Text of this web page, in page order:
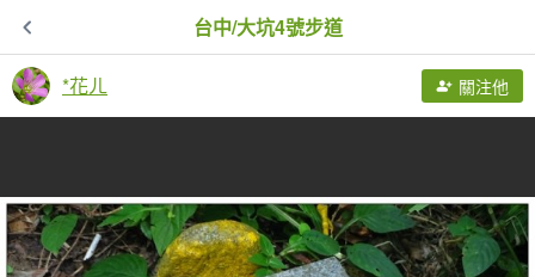
台中/大坑4號步道
*花ㄦ 關注他